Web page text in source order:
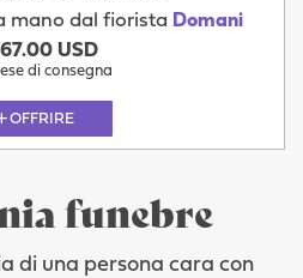
mano dal fiorista Domani
USD
di consegna
OFFRIRE
funebre
di una persona cara con